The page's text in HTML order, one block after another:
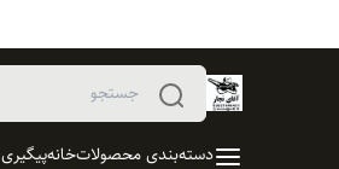
دسته‌بندی محصولاتخانه